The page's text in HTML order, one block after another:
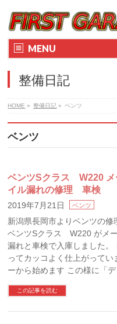
MENU
整備日記
HOME » 整備日記 » ベンツ
ベンツ
ベンツSクラス W220
イル漏れの修理 車検
2019年7月21日 ベンツ
新潟県長岡市よりベンツの修
ベンツSクラス W220 がメ
漏れと車検で入庫しました。
ってカッコよく仕上がってい
ーから始めます この様に「
この記事を読む